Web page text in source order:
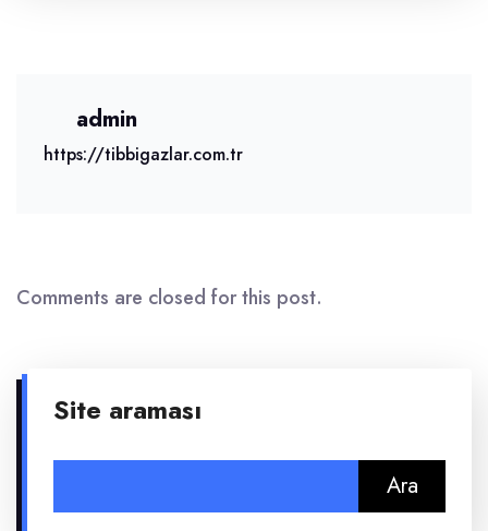
admin
https://tibbigazlar.com.tr
Comments are closed for this post.
Site araması